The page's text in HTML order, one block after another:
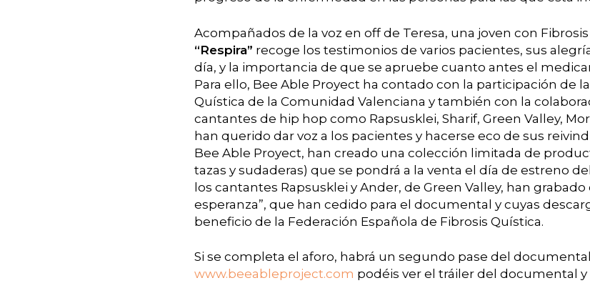
Acompañados de la voz en off de Teresa, una joven con
“Respira” recoge los testimonios de varios pacientes, sus
día, y la importancia de que se apruebe cuanto antes el
Para ello, Bee Able Proyect ha contado con la participación de
Quística de la Comunidad Valenciana y también con la
cantantes de hip hop como Rapsusklei, Sharif, Green Valley,
han querido dar voz a los pacientes y hacerse eco de sus
Bee Able Proyect, han creado una colección limitada de
tazas y sudaderas) que se pondrá a la venta el día de estreno
los cantantes Rapsusklei y Ander, de Green Valley, han grabado
esperanza”, que han cedido para el documental y cuyas
beneficio de la Federación Española de Fibrosis Quística.
Si se completa el aforo, habrá un segundo pase del documental
www.beeableproject.com podéis ver el tráiler del documental